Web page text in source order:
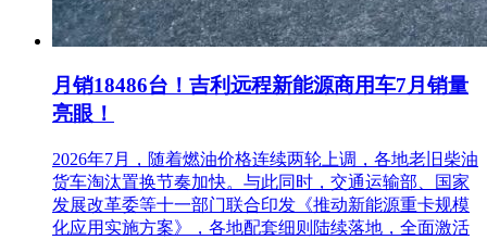
月销18486台！吉利远程新能源商用车7月销量
亮眼！
2026年7月，随着燃油价格连续两轮上调，各地老旧柴油
货车淘汰置换节奏加快。与此同时，交通运输部、国家
发展改革委等十一部门联合印发《推动新能源重卡规模
化应用实施方案》，各地配套细则陆续落地，全面激活